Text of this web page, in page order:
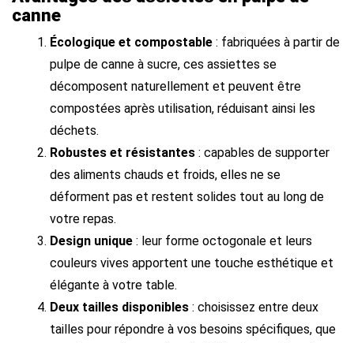
canne
Écologique et compostable : fabriquées à partir de
pulpe de canne à sucre, ces assiettes se
décomposent naturellement et peuvent être
compostées après utilisation, réduisant ainsi les
déchets.
Robustes et résistantes : capables de supporter
des aliments chauds et froids, elles ne se
déforment pas et restent solides tout au long de
votre repas.
Design unique : leur forme octogonale et leurs
couleurs vives apportent une touche esthétique et
élégante à votre table.
Deux tailles disponibles : choisissez entre deux
tailles pour répondre à vos besoins spécifiques, que